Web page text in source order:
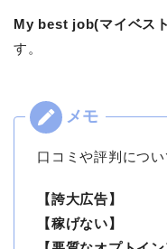
My best job(マイベス
す。
口コミや評判につ
【誇大広告】
【稼げない】